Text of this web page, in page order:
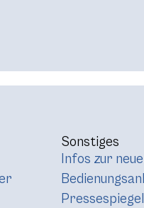
Sonstiges
Infos zur
Pressespiegel